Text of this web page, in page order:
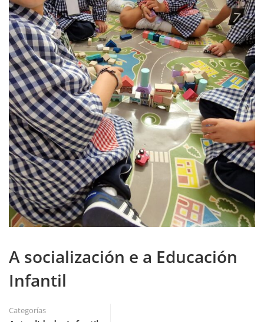
A socialización e a Educación
Infantil
Categorías